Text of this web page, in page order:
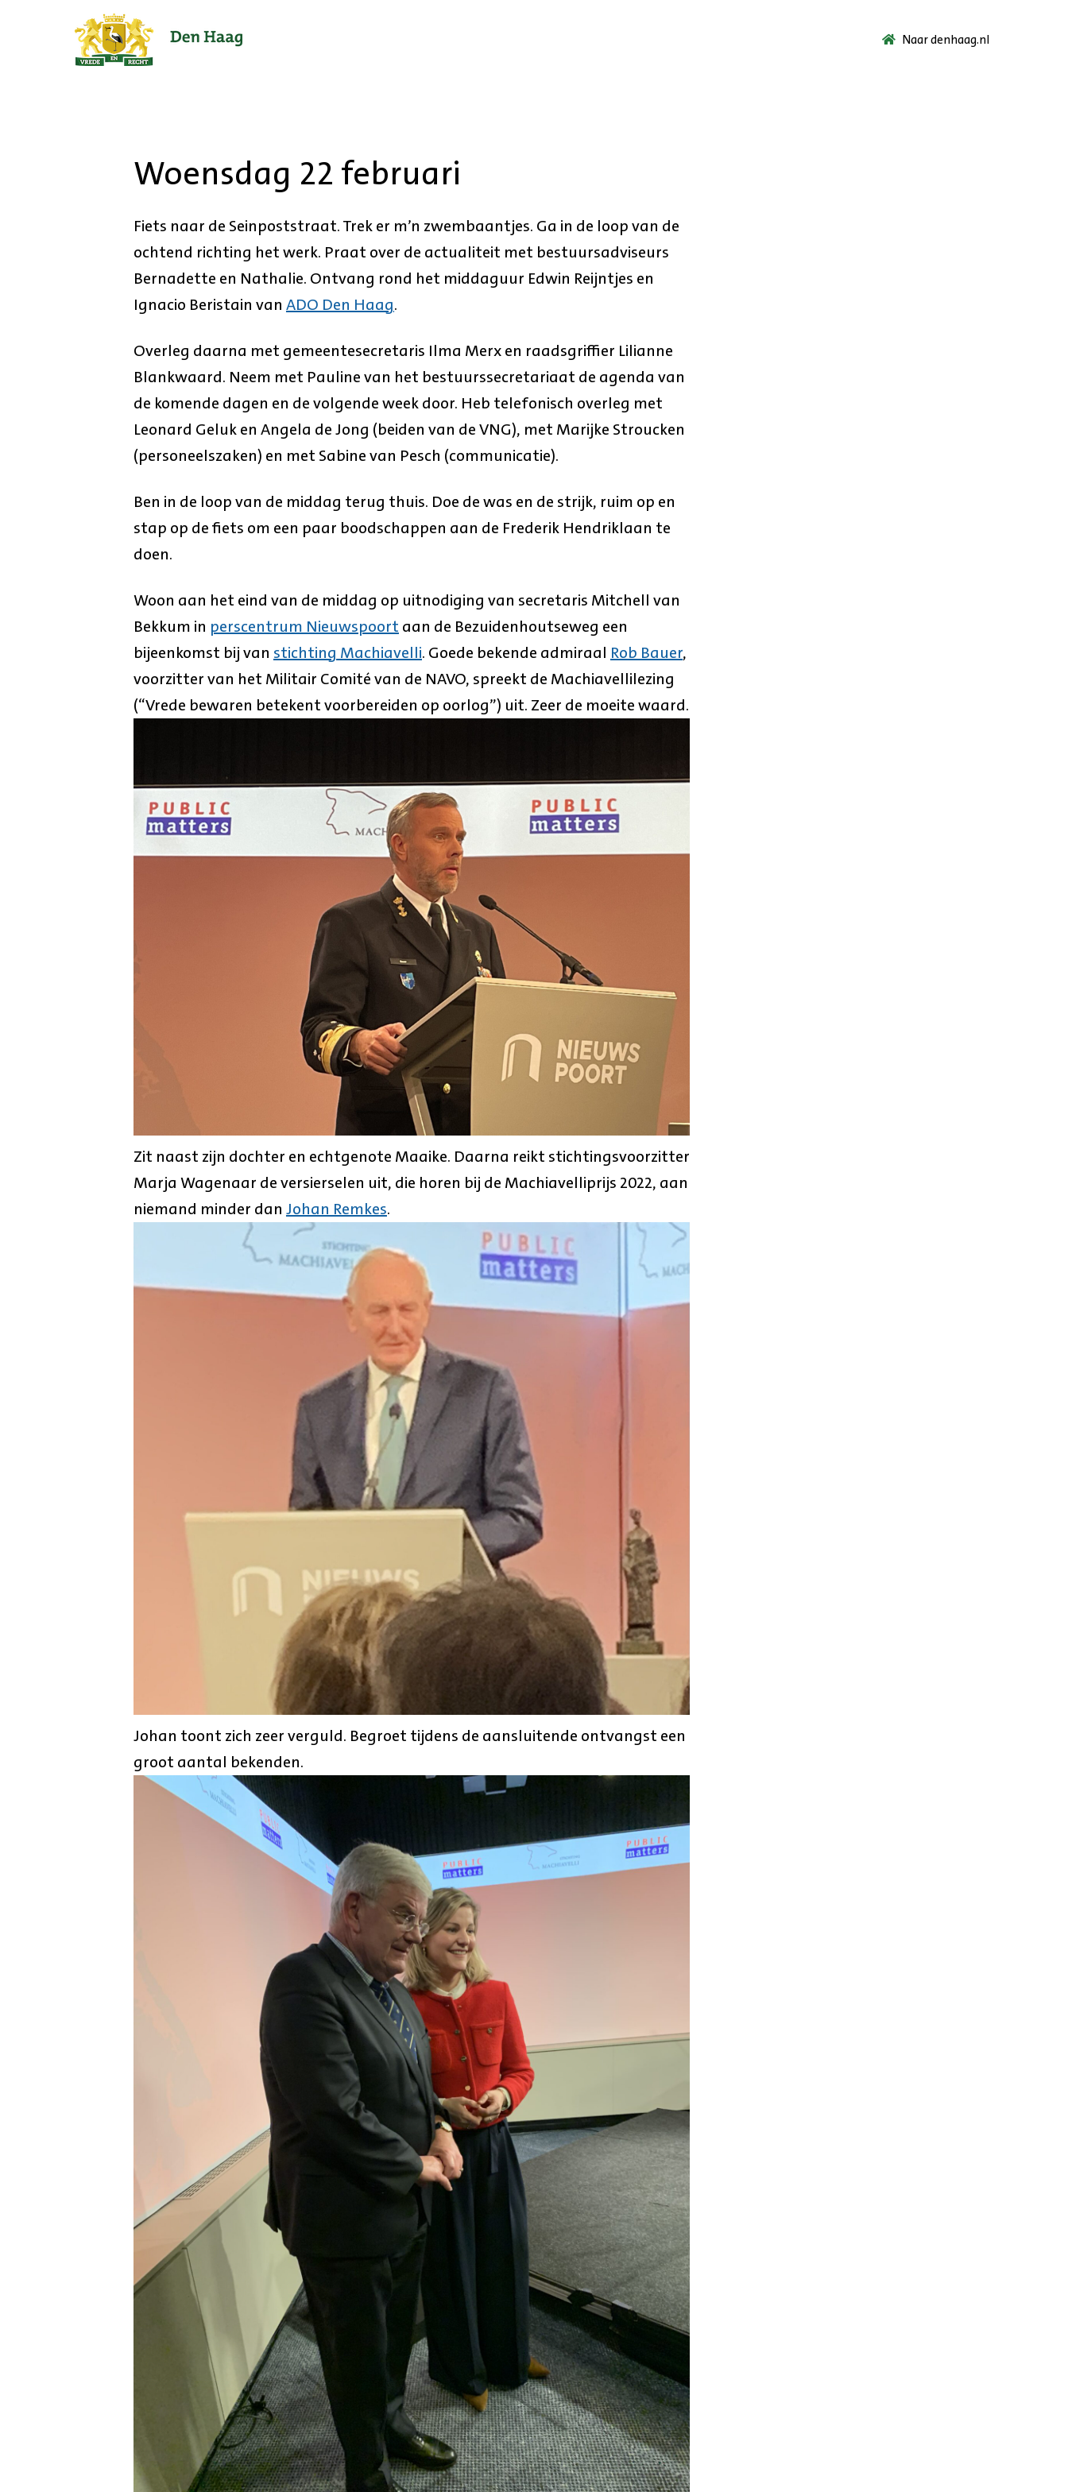
Ga
naar
Naar denhaag.nl
Woensdag 22 februari
Fiets naar de Seinpoststraat. Trek er m’n zwembaantjes. Ga in de loop van de
ochtend richting het werk. Praat over de actualiteit met bestuursadviseurs
Bernadette en Nathalie. Ontvang rond het middaguur Edwin Reijntjes en
Ignacio Beristain van ADO Den Haag.
Overleg daarna met gemeentesecretaris Ilma Merx en raadsgriffier Lilianne
Blankwaard. Neem met Pauline van het bestuurssecretariaat de agenda van
de komende dagen en de volgende week door. Heb telefonisch overleg met
Leonard Geluk en Angela de Jong (beiden van de VNG), met Marijke Stroucken
(personeelszaken) en met Sabine van Pesch (communicatie).
Ben in de loop van de middag terug thuis. Doe de was en de strijk, ruim op en
stap op de fiets om een paar boodschappen aan de Frederik Hendriklaan te
doen.
Woon aan het eind van de middag op uitnodiging van secretaris Mitchell van
Bekkum in perscentrum Nieuwspoort aan de Bezuidenhoutseweg een
bijeenkomst bij van stichting Machiavelli. Goede bekende admiraal Rob Bauer,
voorzitter van het Militair Comité van de NAVO, spreekt de Machiavellilezing
(“Vrede bewaren betekent voorbereiden op oorlog”) uit. Zeer de moeite waard.
Zit naast zijn dochter en echtgenote Maaike. Daarna reikt stichtingsvoorzitter
Marja Wagenaar de versierselen uit, die horen bij de Machiavelliprijs 2022, aan
niemand minder dan Johan Remkes.
Johan toont zich zeer verguld. Begroet tijdens de aansluitende ontvangst een
groot aantal bekenden.